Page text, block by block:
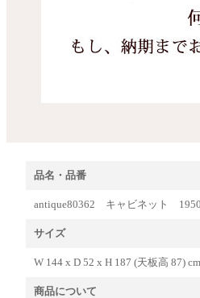
品名・品番
antique80362 キャビネット
サイズ
W 144 x D 52 x H 187 (天板高 87) cm
商品について